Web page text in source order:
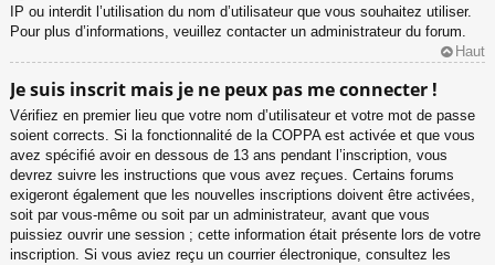
IP ou interdit l’utilisation du nom d’utilisateur que vous souhaitez utiliser.
Pour plus d’informations, veuillez contacter un administrateur du forum.
Haut
Je suis inscrit mais je ne peux pas me connecter !
Vérifiez en premier lieu que votre nom d’utilisateur et votre mot de passe
soient corrects. Si la fonctionnalité de la COPPA est activée et que vous
avez spécifié avoir en dessous de 13 ans pendant l’inscription, vous
devrez suivre les instructions que vous avez reçues. Certains forums
exigeront également que les nouvelles inscriptions doivent être activées,
soit par vous-même ou soit par un administrateur, avant que vous
puissiez ouvrir une session ; cette information était présente lors de votre
inscription. Si vous aviez reçu un courrier électronique, consultez les